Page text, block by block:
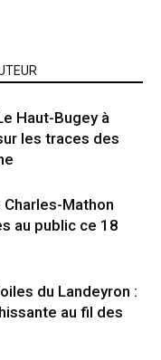
Haut-Bugey à
les traces des
Charles-Mathon
au public ce 18
du Landeyron :
au fil des